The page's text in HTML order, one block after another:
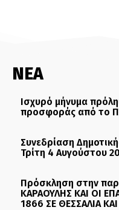
ΝΕΑ
Ισχυρό μήνυμα
προσφοράς από το
Συνεδρίαση
Τρίτη 4 Αυγούστου
Πρόσκληση στην
ΚΑΡΑΟΥΛΗΣ ΚΑΙ ΟΙ
1866 ΣΕ ΘΕΣΣΑΛΙΑ